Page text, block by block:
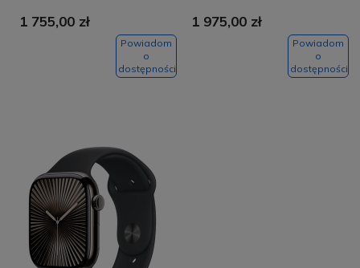
pasek Blue Cloud
1 755,00 zł
Powiadom
o
dostępności
pasek Denim Sport
1 975,00 zł
Powiadom
o
dostępności